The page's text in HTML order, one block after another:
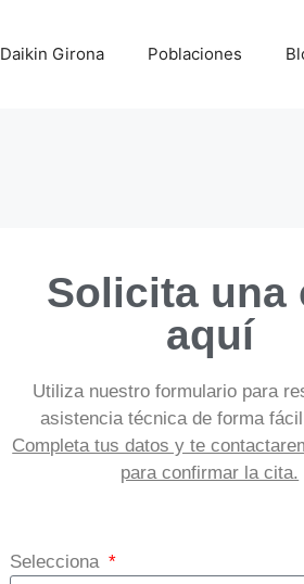
Daikin Girona Poblaciones
Solicita una
aquí
Utiliza nuestro formulario para
asistencia técnica de forma
Completa tus datos y te
para confirmar la cita.
Selecciona